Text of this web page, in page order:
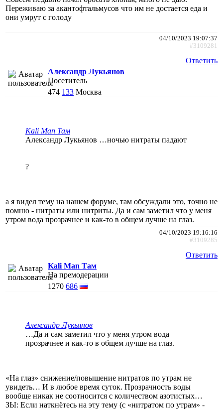
Переживаю за акантофтальмусов что им не достается еда и
они умрут с голоду
04/10/2023 19:07:37
#3109281
Ответить
Александр Лукьянов
Посетитель
474 133 Москва
Kali Man Там
Александр Лукьянов …ночью нитраты падают
?
а я видел тему на нашем форуме, там обсуждали это, точно не
помню - нитраты или нитриты. Да и сам заметил что у меня
утром вода прозрачнее и как-то в общем лучше на глаз.
04/10/2023 19:16:16
#3109285
Ответить
Kali Man Там
На премодерации
1270 686
Александр Лукьянов
…Да и сам заметил что у меня утром вода
прозрачнее и как-то в общем лучше на глаз.
«На глаз» снижение/повышение нитратов по утрам не
увидеть… И в любое время суток. Прозрачность воды
вообще никак не соотносится с количеством азотистых…
ЗЫ: Если наткнётесь на эту тему (с «нитратом по утрам» -